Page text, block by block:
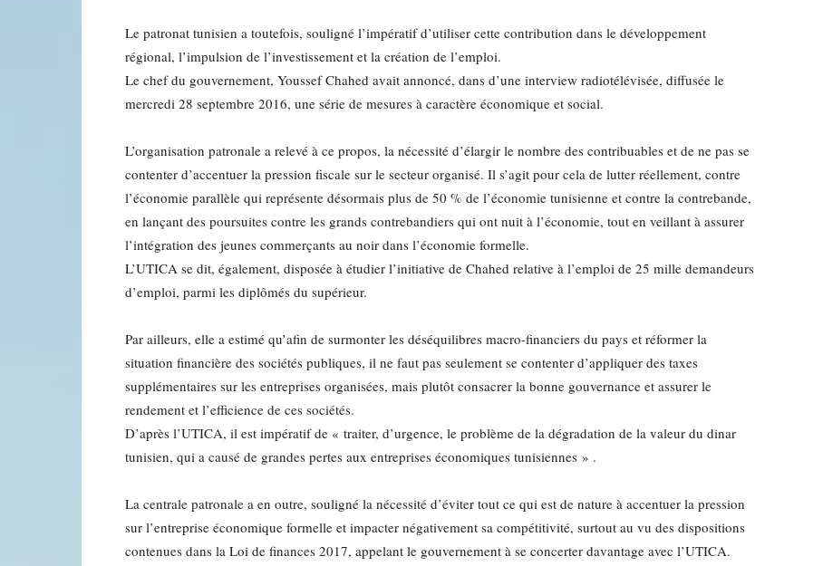
Le patronat tunisien a toutefois, souligné l’impératif d’utiliser cette contribution dans le développement
régional, l’impulsion de l’investissement et la création de l’emploi.
Le chef du gouvernement, Youssef Chahed avait annoncé, dans d’une interview radiotélévisée, diffusée le
mercredi 28 septembre 2016, une série de mesures à caractère économique et social.
L’organisation patronale a relevé à ce propos, la nécessité d’élargir le nombre des contribuables et de ne pas se
contenter d’accentuer la pression fiscale sur le secteur organisé. Il s’agit pour cela de lutter réellement, contre
l’économie parallèle qui représente désormais plus de 50 % de l’économie tunisienne et contre la contrebande,
en lançant des poursuites contre les grands contrebandiers qui ont nuit à l’économie, tout en veillant à assurer
l’intégration des jeunes commerçants au noir dans l’économie formelle.
L’UTICA se dit, également, disposée à étudier l’initiative de Chahed relative à l’emploi de 25 mille demandeurs
d’emploi, parmi les diplômés du supérieur.
Par ailleurs, elle a estimé qu’afin de surmonter les déséquilibres macro-financiers du pays et réformer la
situation financière des sociétés publiques, il ne faut pas seulement se contenter d’appliquer des taxes
supplémentaires sur les entreprises organisées, mais plutôt consacrer la bonne gouvernance et assurer le
rendement et l’efficience de ces sociétés.
D’après l’UTICA, il est impératif de « traiter, d’urgence, le problème de la dégradation de la valeur du dinar
tunisien, qui a causé de grandes pertes aux entreprises économiques tunisiennes » .
La centrale patronale a en outre, souligné la nécessité d’éviter tout ce qui est de nature à accentuer la pression
sur l’entreprise économique formelle et impacter négativement sa compétitivité, surtout au vu des dispositions
contenues dans la Loi de finances 2017, appelant le gouvernement à se concerter davantage avec l’UTICA.